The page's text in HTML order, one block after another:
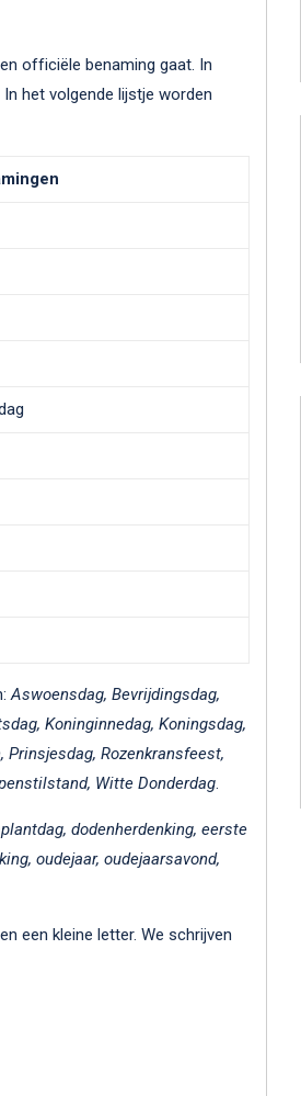
officiële benaming gaat. In
het volgende lijstje worden
Aswoensdag, Bevrijdingsdag,
Koninginnedag, Koningsdag,
Rozenkransfeest,
Witte Donderdag.
dodenherdenking, eerste
oudejaar, oudejaarsavond,
een kleine letter. We schrijven